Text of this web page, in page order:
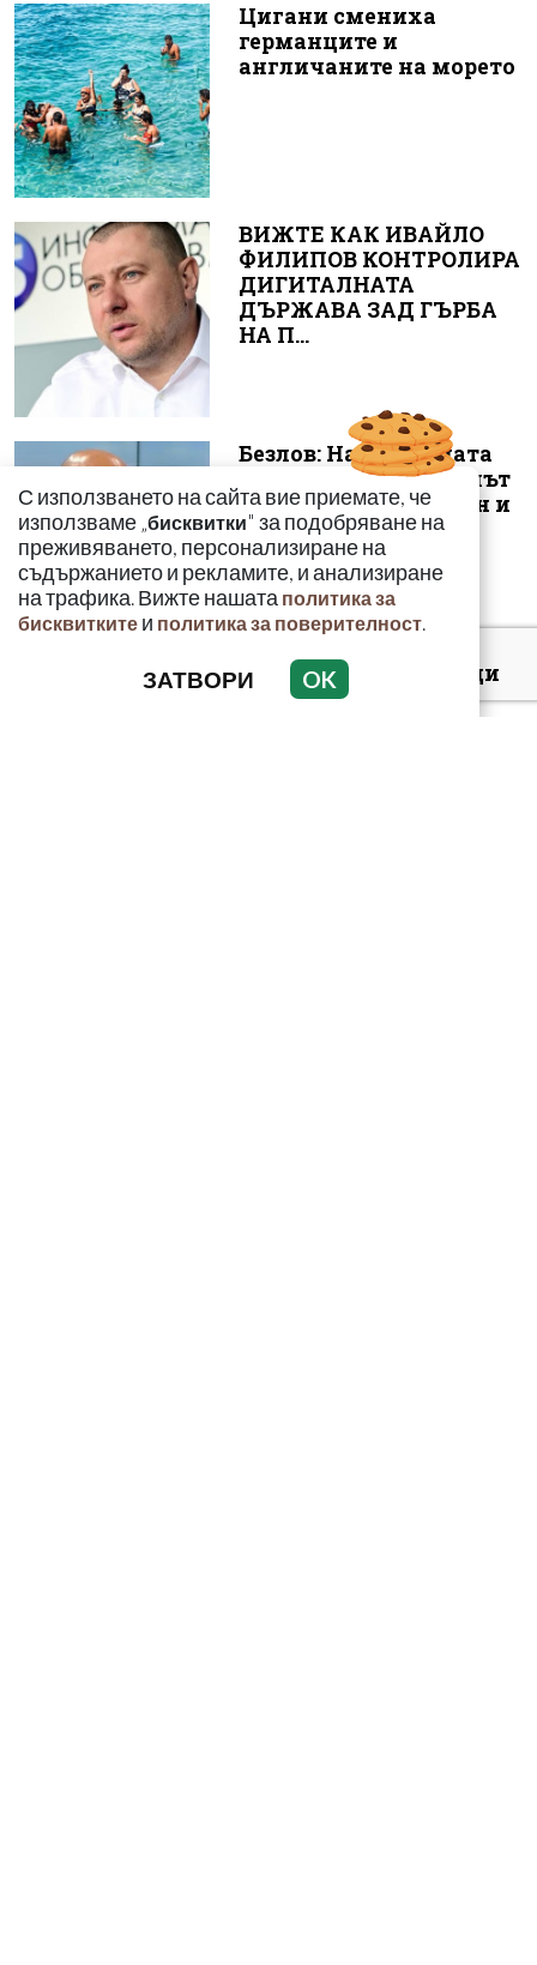
Цигани смениха
германците и
англичаните на морето
ВИЖТЕ КАК ИВАЙЛО
ФИЛИПОВ КОНТРОЛИРА
ДИГИТАЛНАТА
ДЪРЖАВА ЗАД ГЪРБА
НА П...
Безлов: Най-голямата
опасност е фентанилът
да се смесва с кокаин и
„би...
Киев: 16 000 чужденци
се сражават в
С използването на сайта вие приемате, че
използваме „бисквитки" за подобряване на
преживяването, персонализиране на
съдържанието и рекламите, и анализиране
на трафика. Вижте нашата политика за
бисквитките и политика за поверителност.
ЗАТВОРИ OK